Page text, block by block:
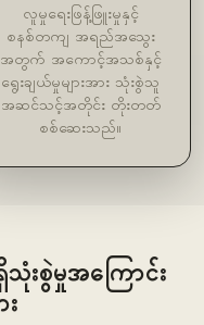
လူမှုရေးဖြန့်ဖြူးမှုနှင့်
စနစ်တကျ အရည်အသွေး
အတွက် အကောင့်အသစ်နှင့်
ရွေးချယ်မှုများအား သုံးစွဲသူ
အဆင်သင့်အတိုင်း တိုးတတ်
စစ်ဆေးသည်။
းစွဲမှုအကြောင်း
း